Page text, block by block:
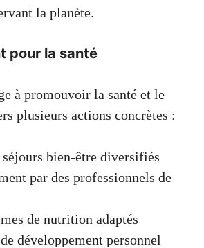
la planète.
pour la santé
à promouvoir la santé et le
plusieurs actions concrètes :
bien-être diversifiés
par des professionnels de
de nutrition adaptés
développement personnel